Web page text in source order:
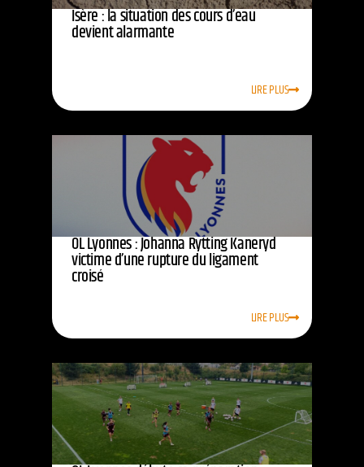
Isère : la situation des cours d’eau
devient alarmante
LIRE PLUS
OL Lyonnes : Johanna Rytting Kaneryd
victime d’une rupture du ligament
croisé
LIRE PLUS